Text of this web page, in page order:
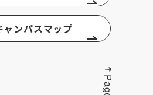
ャンパスマップ